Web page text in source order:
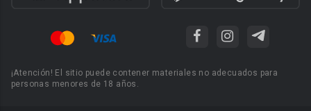
¡Atención! El sitio puede contener materiales no adecuados para
personas menores de 18 años.